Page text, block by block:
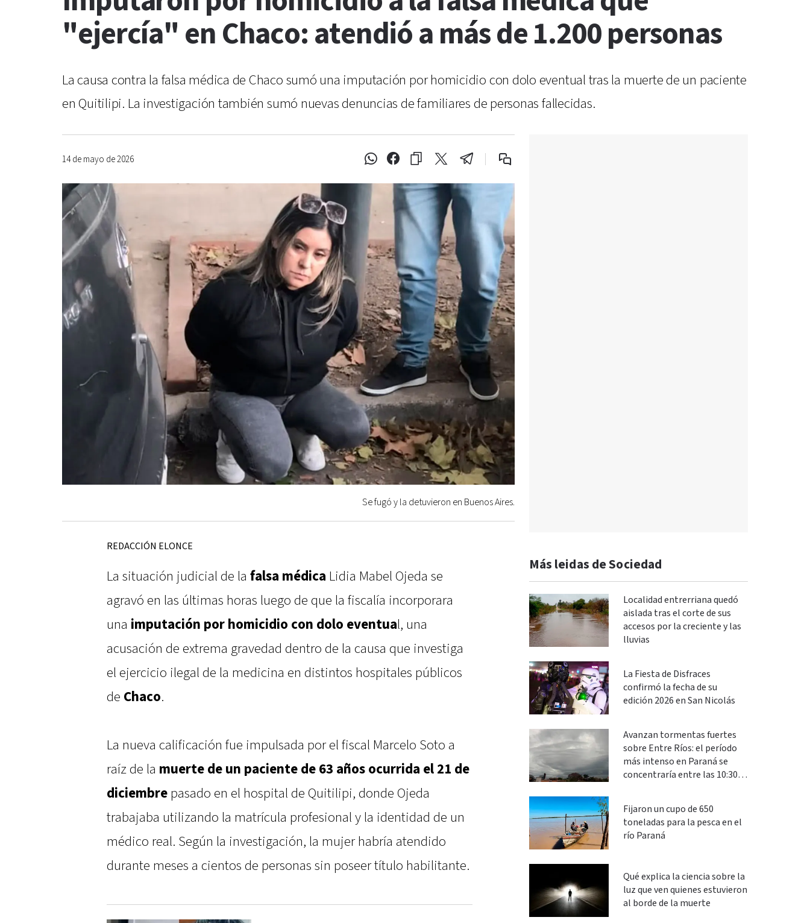
"ejercía" en Chaco: atendió a más de 1.200 personas
La causa contra la falsa médica de Chaco sumó una imputación por homicidio con dolo eventual tras la muerte de un paciente
en Quitilipi. La investigación también sumó nuevas denuncias de familiares de personas fallecidas.
14 de mayo de 2026
Se fugó y la detuvieron en Buenos Aires.
REDACCIÓN ELONCE
La situación judicial de la falsa médica Lidia Mabel Ojeda se
agravó en las últimas horas luego de que la fiscalía incorporara
una imputación por homicidio con dolo eventual, una
acusación de extrema gravedad dentro de la causa que investiga
el ejercicio ilegal de la medicina en distintos hospitales públicos
de Chaco.
La nueva calificación fue impulsada por el fiscal Marcelo Soto a
raíz de la muerte de un paciente de 63 años ocurrida el 21 de
diciembre pasado en el hospital de Quitilipi, donde Ojeda
trabajaba utilizando la matrícula profesional y la identidad de un
médico real. Según la investigación, la mujer habría atendido
durante meses a cientos de personas sin poseer título habilitante.
Más leidas de Sociedad
Localidad entrerriana quedó
aislada tras el corte de sus
accesos por la creciente y las
lluvias
La Fiesta de Disfraces
confirmó la fecha de su
edición 2026 en San Nicolás
Avanzan tormentas fuertes
sobre Entre Ríos: el período
más intenso en Paraná se
concentraría entre las 10:30 y
Fijaron un cupo de 650
toneladas para la pesca en el
río Paraná
Qué explica la ciencia sobre la
luz que ven quienes estuvieron
al borde de la muerte